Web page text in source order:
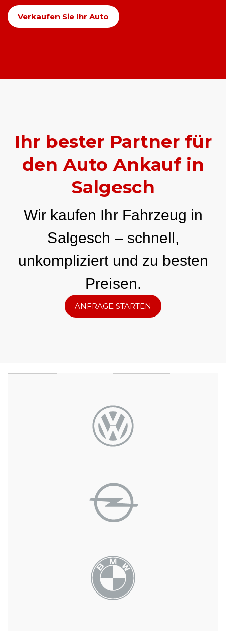
Verkaufen Sie Ihr Auto
Ihr bester Partner für
den Auto Ankauf in
Salgesch
Wir kaufen Ihr Fahrzeug in
Salgesch – schnell,
unkompliziert und zu besten
Preisen.
ANFRAGE STARTEN